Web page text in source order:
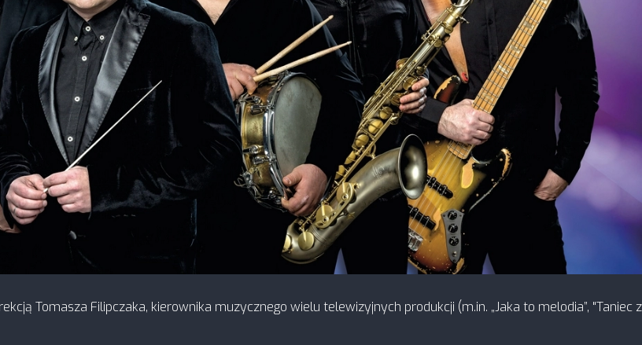
Tomasza Filipczaka, kierownika muzycznego wielu telewizyjnych produkcji (m.in. „Jaka to melodia”, "Taniec z